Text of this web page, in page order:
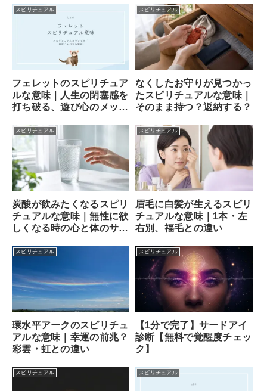
スピリチュアル
フェレットのスピリチュア
ルな意味｜人生の閉塞感を
打ち破る、遊び心のメッセ
スピリチュアル
なくしたお守りが見つかっ
たスピリチュアルな意味｜
そのまま持つ？返納する？
スピリチュアル
炭酸が飲みたくなるスピリ
チュアルな意味｜無性に欲
しくなる時の心と体のサイ
スピリチュアル
眉毛に白髪が生えるスピリ
チュアルな意味｜1本・左
右別、福毛との違い
スピリチュアル
環水平アークのスピリチュ
アルな意味｜幸運の前兆？
彩雲・虹との違い
スピリチュアル
【1分で完了】サードアイ
診断【無料で覚醒度チェッ
ク】
スピリチュアル スピリチュアル